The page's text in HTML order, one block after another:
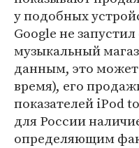
у подобных
Google не
музыкальный
данным, это
время), его
показателей iPod
для России
определяющим